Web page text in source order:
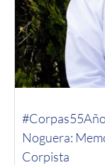
Noguera:
Corpista